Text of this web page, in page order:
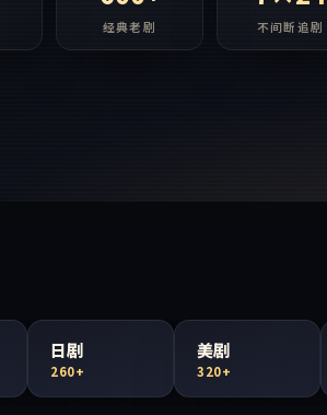
经典老剧 不间断追剧
日剧
260+
美剧
320+